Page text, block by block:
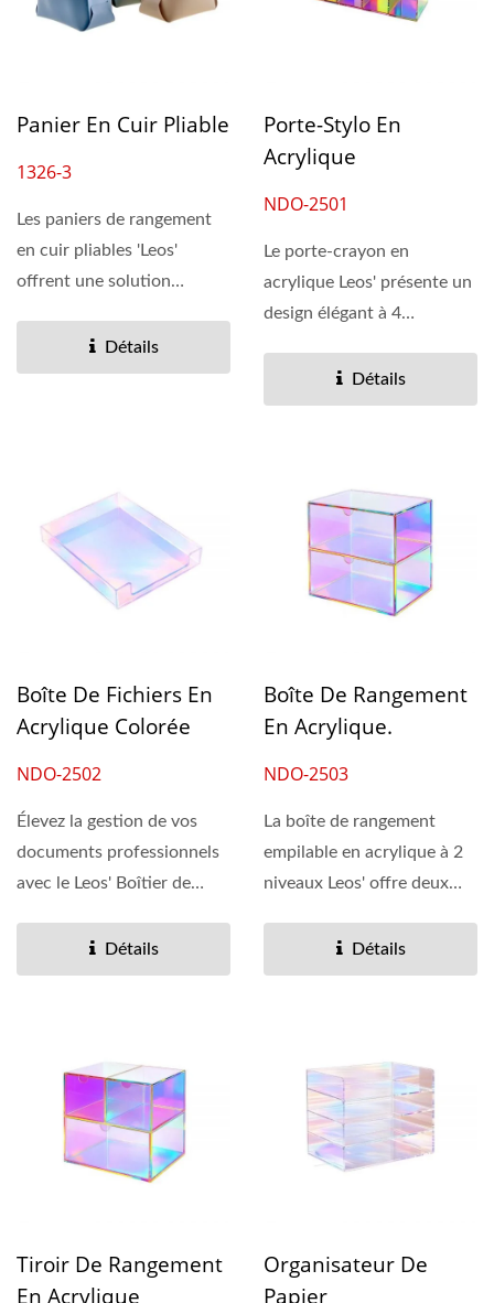
Panier En Cuir Pliable
1326-3
Les paniers de rangement
en cuir pliables 'Leos'
offrent une solution
Détails
Porte-Stylo En
Acrylique
NDO-2501
Le porte-crayon en
acrylique Leos' présente un
design élégant à 4
optimise...
Détails
Boîte De Fichiers En
Acrylique Colorée
NDO-2502
Élevez la gestion de vos
documents professionnels
avec le Leos' Boîtier de
Détails
Boîte De Rangement
En Acrylique.
NDO-2503
La boîte de rangement
empilable en acrylique à 2
niveaux Leos' offre deux
Détails
Tiroir De Rangement
En Acrylique
Organisateur De
Papier